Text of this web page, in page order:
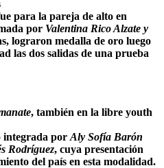
para la pareja de alto en
por Valentina Rico Alzate y
lograron medalla de oro luego
las dos salidas de una prueba
, también en la libre youth
por Aly Sofía Barón
Rodríguez, cuya presentación
del país en esta modalidad.